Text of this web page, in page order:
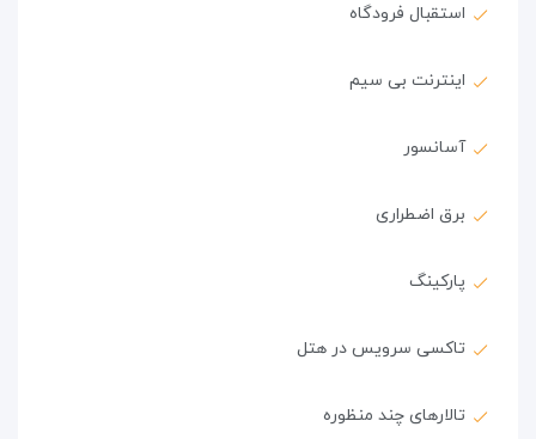
استقبال فرودگاه
اینترنت بی سیم
آسانسور
برق اضطراری
پارکینگ
تاکسی سرویس در هتل
تالارهای چند منظوره